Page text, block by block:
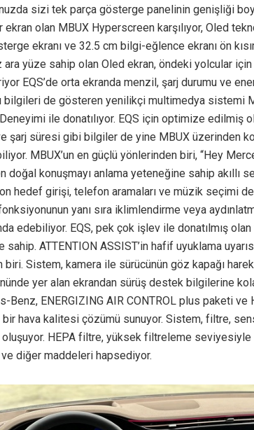
sizi tek parça gösterge panelinin genişliği
ekran olan MBUX Hyperscreen karşılıyor, Oled
ekranı ve 32.5 cm bilgi-eğlence ekranı ön
ara yüze sahip olan Oled ekran, öndeki yolcular
EQS’de orta ekranda menzil, şarj durumu ve
bilgileri de gösteren yenilikçi multimedya sistemi
Deneyimi ile donatılıyor. EQS için optimize edilmiş
şarj süresi gibi bilgiler de yine MBUX üzerinden
MBUX’un en güçlü yönlerinden biri, “Hey
doğal konuşmayı anlama yeteneğine sahip akıllı
hedef girişi, telefon aramaları ve müzik seçimi
yanı sıra iklimlendirme veya
edebiliyor. EQS, pek çok işlev ile donatılmış
sahip. ATTENTION ASSIST’in hafif uyuklama
biri. Sistem, kamera ile sürücünün göz kapağı
yer alan ekrandan sürüş destek bilgilerine
Benz, ENERGIZING AIR CONTROL plus paketi ve
bir hava kalitesi çözümü sunuyor. Sistem, filtre,
oluşuyor. HEPA filtre, yüksek filtreleme seviyesiyle
diğer maddeleri hapsediyor.